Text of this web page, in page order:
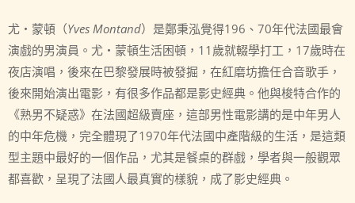
尤・蒙頓（Yves Montand）是鄭秉泓覺得196、70年代法國最會
演戲的男演員。尤・蒙頓生活困頓，11歲就輟學打工，17歲時在
夜店演唱，後來在巴黎發展時被發掘，在紅磨坊擔任合音歌手，
後來開始演出電影，有很多作品都是影史經典。他與梭特合作的
《熟男不疑惑》在法國超級賣座，這部男性電影講的是中年男人
的中年危機，完全體現了1970年代法國中產階級的生活，是這類
型主題中最好的一個作品，尤其是餐桌的群戲，學者與一般觀眾
都喜歡，呈現了法國人最真實的樣貌，成了影史經典。